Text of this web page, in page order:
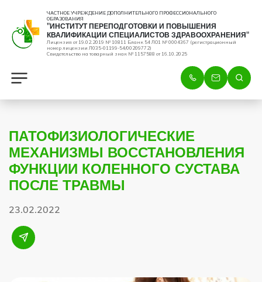
ЧАСТНОЕ УЧРЕЖДЕНИЕ ДОПОЛНИТЕЛЬНОГО ПРОФЕССИОНАЛЬНОГО
ОБРАЗОВАНИЯ
"ИНСТИТУТ ПЕРЕПОДГОТОВКИ И ПОВЫШЕНИЯ
КВАЛИФИКАЦИИ СПЕЦИАЛИСТОВ ЗДРАВООХРАНЕНИЯ"
Лицензия от 19.02.2019 № 10811 Бланк 54 ЛО1 № 0004367 (регистрационный
номер лицензии Л035-01199-54/00209772)
Свидетельство на товарный знак № 1157588 от 16.10.2025
ПАТОФИЗИОЛОГИЧЕСКИЕ
МЕХАНИЗМЫ ВОССТАНОВЛЕНИЯ
ФУНКЦИИ КОЛЕННОГО СУСТАВА
ПОСЛЕ ТРАВМЫ
23.02.2022